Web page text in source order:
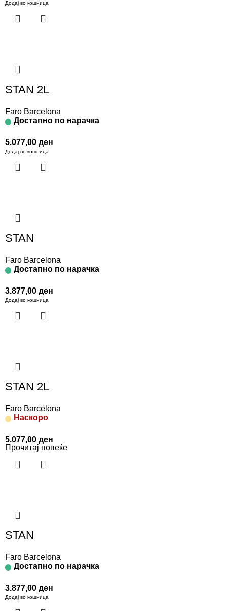
Додај во кошница
STAN 2L
Faro Barcelona
Достапно по нарачка
5.077,00 ден
Додај во кошница
STAN
Faro Barcelona
Достапно по нарачка
3.877,00 ден
Додај во кошница
STAN 2L
Faro Barcelona
Наскоро
5.077,00 ден
Прочитај повеќе
STAN
Faro Barcelona
Достапно по нарачка
3.877,00 ден
Додај во кошница